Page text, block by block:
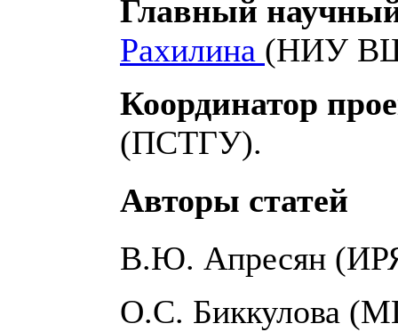
Главный
Рахилина (НИУ
Координатор
(ПСТГУ).
Авторы статей
В.Ю. Апресян
О.С. Биккулова